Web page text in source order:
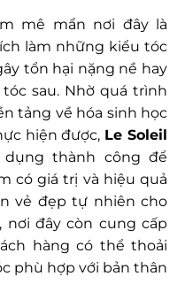
mê mẩn nơi đây là
làm những kiểu tóc
tổn hại nặng nề hay
sau. Nhờ quá trình
tảng về hóa sinh học
hiện được, Le Soleil
thành công để
có giá trị và hiệu quả
vẻ đẹp tự nhiên cho
nơi đây còn cung cấp
hàng có thể thoải
phù hợp với bản thân